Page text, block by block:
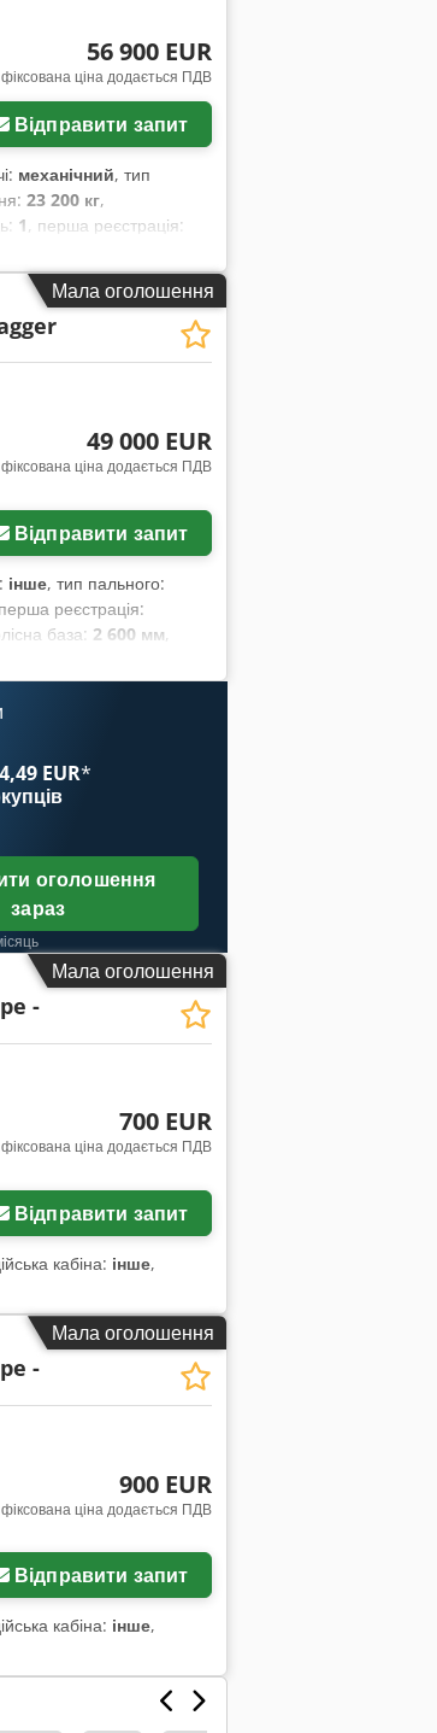
56 900 EUR
фіксована ціна додається ПДВ
Відправити запит
механічний, тип
23 200 кг,
1, перша реєстрація:
зі стисненим
кондиціонер,
фільтр сажі
Мала оголошення
49 000 EUR
фіксована ціна додається ПДВ
Відправити запит
інше, тип пального:
реєстрація:
база: 2 600 мм,
EUR*
оголошення
зараз
Мала оголошення
-
700 EUR
фіксована ціна додається ПДВ
Відправити запит
кабіна: інше,
Мала оголошення
-
900 EUR
фіксована ціна додається ПДВ
Відправити запит
кабіна: інше,